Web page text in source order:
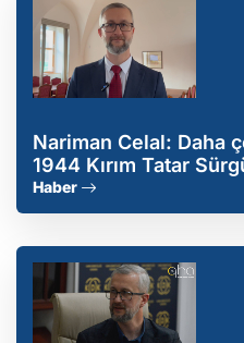
Nariman Celal: Daha
1944 Kırım Tatar
olarak tanıması
Haber